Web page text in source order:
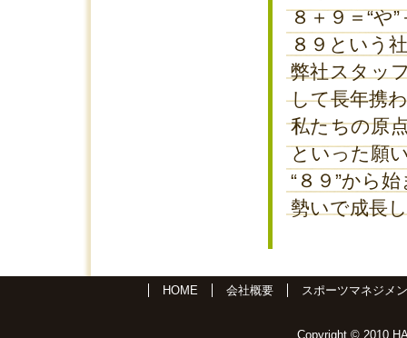
８＋９＝“や”
８９という
弊社スタッ
して長年携
私たちの原
といった願
“８９”から
勢いで成長
HOME 会社概要 スポーツマネジメ
Copyright © 2010